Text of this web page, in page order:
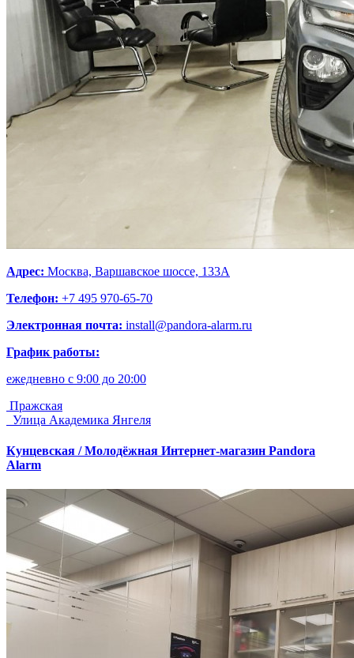
Адрес: Москва, Варшавское шоссе, 133А
Телефон: +7 495 970-65-70
Электронная почта: install@pandora-alarm.ru
График работы:
ежедневно с 9:00 до 20:00
Пражская
Улица Академика Янгеля
Кунцевская / Молодёжная Интернет-магазин Pandora
Alarm